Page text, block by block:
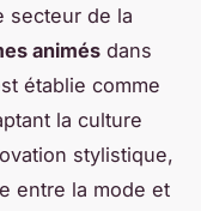
secteur de la
animés dans
établie comme
la culture
stylistique,
entre la mode et